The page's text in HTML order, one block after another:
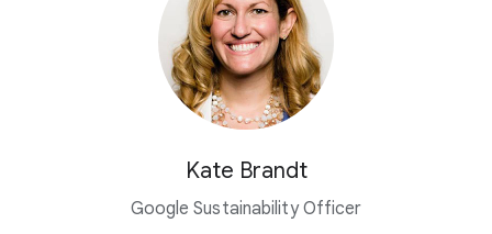
Kate Brandt
Google Sustainability Officer